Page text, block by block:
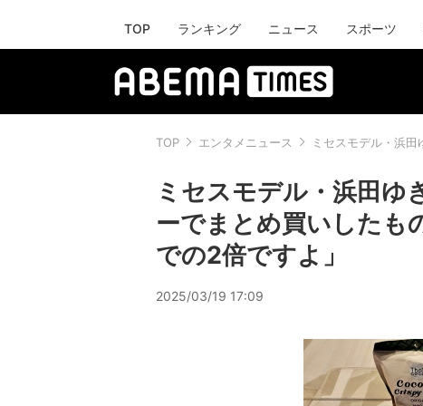
TOP ランキング ニュース スポーツ
TOP エンタメニュース ミセスモデル・浜
ミセスモデル・浜田ゆ
ーでまとめ買いしたも
での2倍ですよ」
2025/03/19 17:09